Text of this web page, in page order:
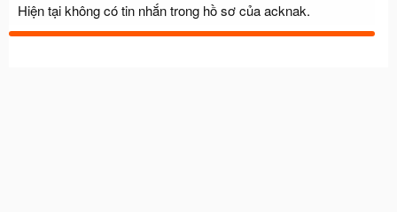
Hiện tại không có tin nhắn trong hồ sơ của acknak.